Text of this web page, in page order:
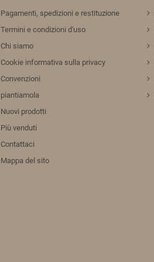
Pagamenti, spedizioni e restituzione
Termini e condizioni d'uso
Chi siamo
Cookie informativa sulla privacy
Convenzioni
piantiamola
Nuovi prodotti
Più venduti
Contattaci
Mappa del sito